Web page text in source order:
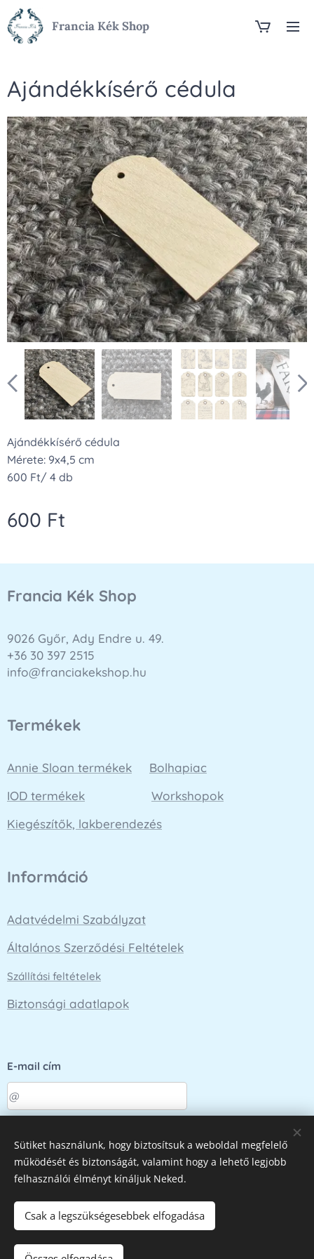
Francia Kék Shop
Ajándékkísérő cédula
Ajándékkísérő cédula
Mérete: 9x4,5 cm
600 Ft/ 4 db
600 Ft
Francia Kék Shop
9026 Győr, Ady Endre u. 49.
+36 30 397 2515
info@franciakekshop.hu
Termékek
Annie Sloan termékek
Bolhapiac
IOD termékek
Workshopok
Kiegészítők, lakberendezés
Információ
Adatvédelmi Szabályzat
Általános Szerződési Feltételek
Szállítási feltételek
Biztonsági adatlapok
E-mail cím
Küldés
Az oldalt a Webnodeműködteti
Sütiket használunk, hogy biztosítsuk a weboldal megfelelő
működését és biztonságát, valamint hogy a lehető legjobb
felhasználói élményt kínáljuk Neked.
Csak a legszükségesebbek elfogadása